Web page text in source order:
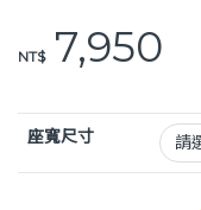
o
k
k
NT$7,950
座寬尺寸